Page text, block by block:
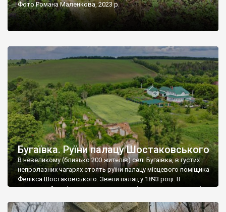
Фото Романа Маленкова, 2023 р.
Бугаївка. Руїни палацу Шостаковського
В невеликому (близько 200 жителів) селі Бугаївка, в густих
непролазних чагарях стоять руїни палацу місцевого поміщика
Фелікса Шостаковського. Звели палац у 1893 році. В
радянський період у ньому спочатку містилася школа, потім
століття тут розмістили туберкульозну лікарню. Коли із